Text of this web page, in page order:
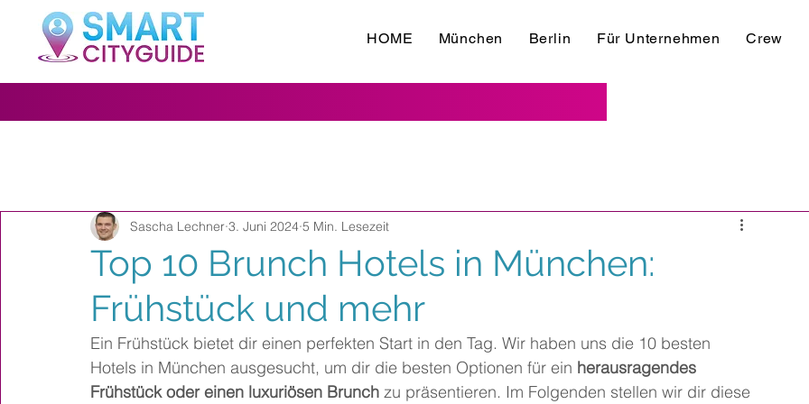
HOME München Berlin Für Unternehmen Crew
Top 10 Brunch Hotels in München:
Frühstück und mehr
Sascha Lechner 3. Juni 2024 5 Min. Lesezeit
Ein Frühstück bietet dir einen perfekten Start in den Tag. Wir haben uns die 10 besten
Hotels in München ausgesucht, um dir die besten Optionen für ein herausragendes
Frühstück oder einen luxuriösen Brunch zu präsentieren. Im Folgenden stellen wir dir diese